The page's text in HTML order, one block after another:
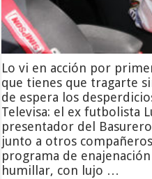
Lo vi en acción por
que tienes que tragarte
de espera los
Televisa: el ex futbolista
presentador del
junto a otros
programa de
humillar, con lujo …